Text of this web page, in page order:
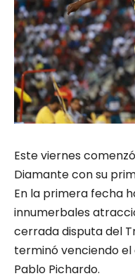
Este viernes
Diamante con su
En la primera fecha
innumerbales
cerrada disputa del
terminó venciendo
Pablo Pichardo.